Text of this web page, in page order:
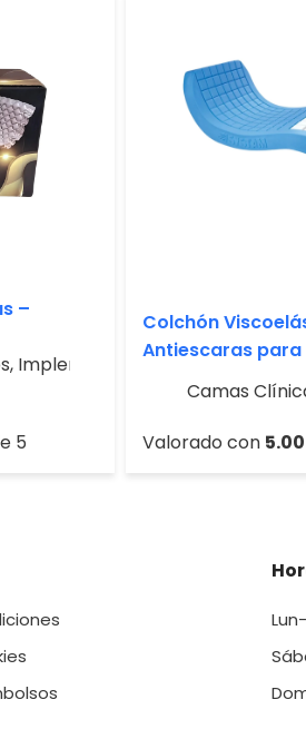
–
, Implemeto Para Cama
5
Colchón
Antiescaras
Camas
Valorado con 5.00